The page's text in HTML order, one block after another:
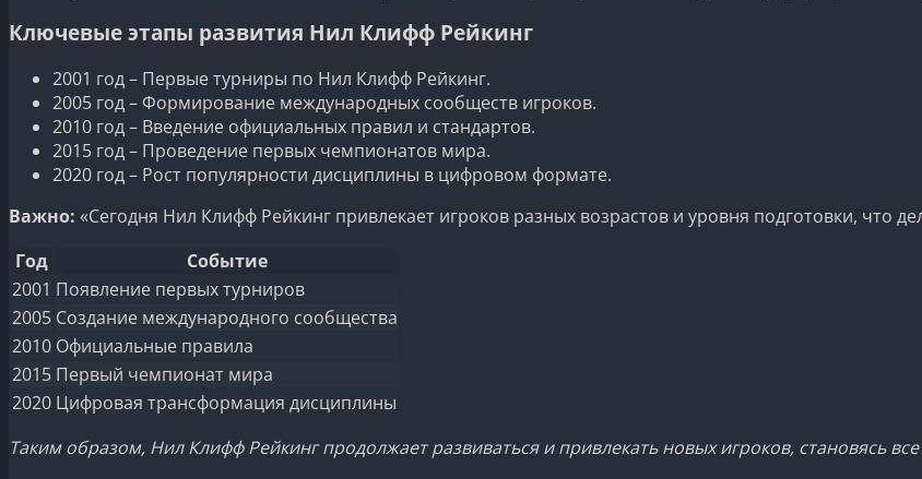
Ключевые этапы развития Нил Клифф Рейкинг
2001 год – Первые турниры по Нил Клифф Рейкинг.
2005 год – Формирование международных сообществ игроков.
2010 год – Введение официальных правил и стандартов.
2015 год – Проведение первых чемпионатов мира.
2020 год – Рост популярности дисциплины в цифровом формате.
Важно: «Сегодня Нил Клифф Рейкинг привлекает игроков разных возрастов и уровня подготовки, что
Год
Событие
2001 Появление первых турниров
2005 Создание международного сообщества
2010 Официальные правила
2015 Первый чемпионат мира
2020 Цифровая трансформация дисциплины
Таким образом, Нил Клифф Рейкинг продолжает развиваться и привлекать новых игроков, становясь